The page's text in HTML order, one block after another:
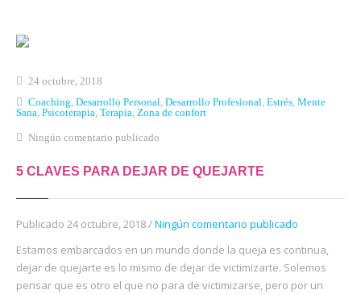
Inicio
El Modelo Crea-t
Servicios
Tienda Online
Blog
Contacto
24 octubre, 2018
Coaching Desarrollo Personal Desarrollo Profesional Estrés Mente
Sana Psicoterapia Terapia Zona de confort
Ningún comentario publicado
5 CLAVES PARA DEJAR DE QUEJARTE
Publicado 24 octubre, 2018 /Ningún comentario publicado
Estamos embarcados en un mundo donde la queja es continua,
dejar de quejarte es lo mismo de dejar de victimizarte. Solemos
pensar que es otro el que no para de victimizarse, pero por un